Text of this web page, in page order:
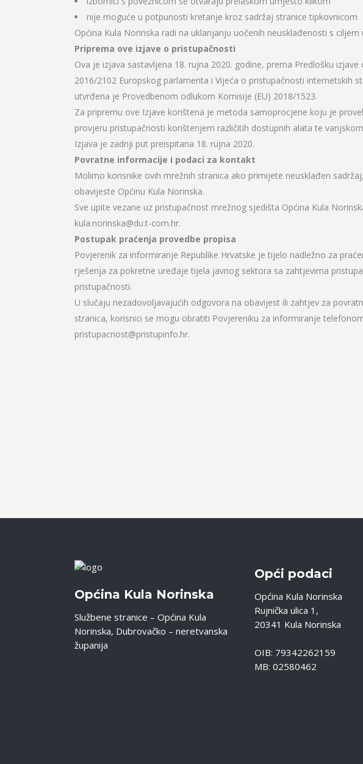
nije moguće u potpunosti kretanje kroz sadržaj stranice tipkovnicom
Općina Kula Norinska radi na uklanjanju uočenih neusklađenosti s
Priprema ove izjave o pristupačnosti
Ova je izjava sastavljena 18. rujna 2020. godine, prema Predlošku
2016/2102 Europskog parlamenta i Vijeća o pristupačnosti internetskih
utvrđena je Provedbenom odlukom Komisije (EU) 2018/1523.
Za pripremu ove Izjave korištena je metoda samoprocjene koju je
provjeru pristupačnosti korištenjem različitih dostupnih alata te
Izjava je zadnji put preispitana 18. rujna 2020.
Povratne informacije i podaci za kontakt
Molimo korisnike ovih mrežnih stranica ako primijete neusklađen
obavijeste Općinu Kula Norinska.
Sve upite vezane uz pristupačnost mrežnog sjedišta Općina Kula
kula.norinska@du.t-com.hr.
Postupak praćenja provedbe propisa
Povjerenik za informiranje Republike Hrvatske je tijelo nadležno za
rješenja za pokretne uređaje tijela javnog sektora sa zahtjevima
pristupačnosti.
U slučaju nezadovoljavajućih odgovora na obavijest ili zahtjev za
stranica, korisnici se mogu obratiti Povjereniku za informiranje
pristupacnost@pristupinfo.hr.
Općina Kula Norinska
Službene stranice – Općina Kula
Norinska, Dubrovačko – neretvanska
županija
Opći podaci
Općina Kula Norinska
Rujnička ulica 1,
20341 Kula Norinska
OIB: 79342262159
MB: 02580462